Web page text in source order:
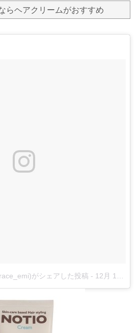
らヘアクリームがおすすめ
がシェアした投稿 - 12月 13, 2017 at 12:16午前 PST